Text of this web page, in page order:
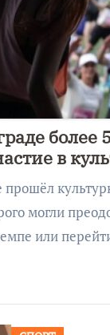
более
в
прошёл
могли
или